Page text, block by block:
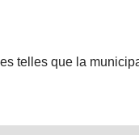
telles que la